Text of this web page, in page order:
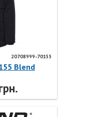
20708999-70155
Blend